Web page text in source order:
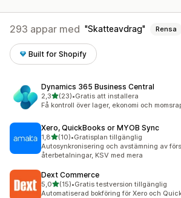
293 appar med Skatteavdrag Rensa
Built for Shopify
Dynamics 365 Business Central
2,3av 5 stjärnor
(23)
23 recensioner totalt
•Gratis att installera
Få kontroll över lager, ekonomi och
Xero, QuickBooks or MYOB Sync
1,8av 5 stjärnor
(10)
10 recensioner totalt
•Gratisplan tillgänglig
Autosynkronisering och avstämning av
återbetalningar, KSV med mera
Dext Commerce
5,0av 5 stjärnor
(15)
15 recensioner totalt
•Gratis testversion tillgänglig
Automatiserad bokföring för Xero och